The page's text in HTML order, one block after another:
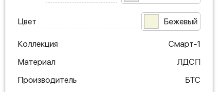
Цвет Бежевый
Коллекция
Смарт-1
Материал
ЛДСП
Производитель
БТС